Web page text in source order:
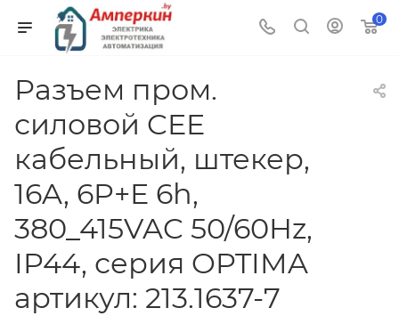
0
Разъем пром.
силовой CEE
кабельный, штекер,
16A, 6P+E 6h,
380_415VAC 50/60Hz,
IP44, серия OPTIMA
артикул: 213.1637-7